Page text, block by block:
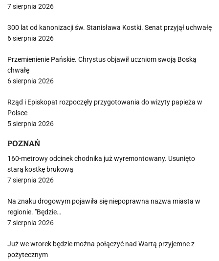
7 sierpnia 2026
300 lat od kanonizacji św. Stanisława Kostki. Senat przyjął uchwałę
6 sierpnia 2026
Przemienienie Pańskie. Chrystus objawił uczniom swoją Boską
chwałę
6 sierpnia 2026
Rząd i Episkopat rozpoczęły przygotowania do wizyty papieża w
Polsce
5 sierpnia 2026
POZNAŃ
160-metrowy odcinek chodnika już wyremontowany. Usunięto
starą kostkę brukową
7 sierpnia 2026
Na znaku drogowym pojawiła się niepoprawna nazwa miasta w
regionie. "Będzie…
7 sierpnia 2026
Już we wtorek będzie można połączyć nad Wartą przyjemne z
pożytecznym